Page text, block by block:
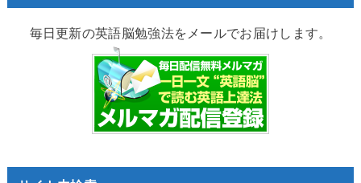
毎日更新の英語脳勉強法をメールでお届けします。